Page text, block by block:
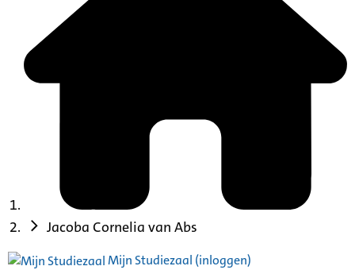
Jacoba Cornelia van Abs
Mijn Studiezaal (inloggen)